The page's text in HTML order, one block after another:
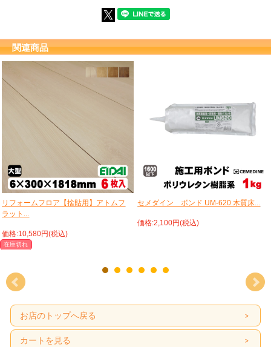
関連商品
リフォームフロア【捨貼用】アトムフ
ラット...
価格:10,580円(税込)
在庫切れ
セメダイン ボンド UM-620 木質床...
価格:2,100円(税込)
お店のトップへ戻る
カートを見る